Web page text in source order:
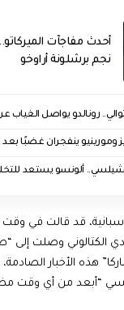
أحدث مفاجآت
نجم برشلونة أراوخو
ومورينيو ينفجران غضبًا
ألونسو يستعد للتخلص من
قد قالت في
الكتالوني وصلت إلى
هذه الأخبار
“أبعد من أي وقت